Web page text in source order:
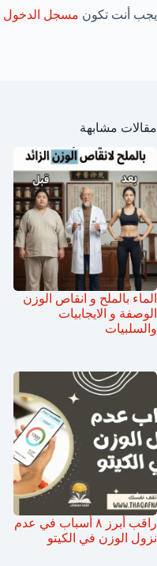
يجب أنت تكون مسجل الدخول
مقالات مشابهة
الماء بالملح و انقاص الوزن
الوصفة و الايجابيات
والسلبيات
راقب أبرز ٨ أسباب في عدم
نزول الوزن في الكيتو